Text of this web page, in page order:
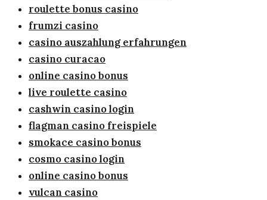
roulette bonus casino
frumzi casino
casino auszahlung erfahrungen
casino curacao
online casino bonus
live roulette casino
cashwin casino login
flagman casino freispiele
smokace casino bonus
cosmo casino login
online casino bonus
vulcan casino